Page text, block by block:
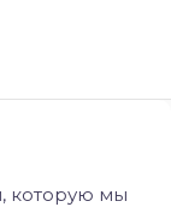
которую мы